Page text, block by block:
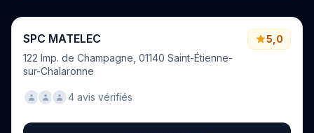
SPC MATELEC
122 Imp. de Champagne, 01140 Saint-Étienne-
sur-Chalaronne
5,0
4 avis vérifiés